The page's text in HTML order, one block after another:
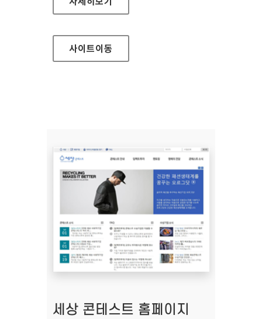
사이트이동
세상 콘테스트 홈페이지